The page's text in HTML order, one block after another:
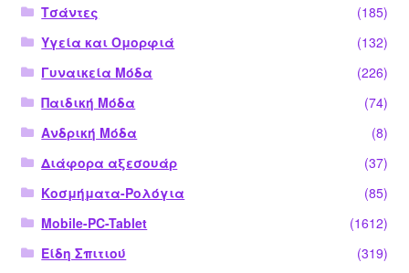
Τσάντες
(185)
Υγεία και Ομορφιά
(132)
Γυναικεία Μόδα
(226)
Παιδική Μόδα
(74)
Ανδρική Μόδα
(8)
Διάφορα αξεσουάρ
(37)
Κοσμήματα-Ρολόγια
(85)
Mobile-PC-Tablet
(1612)
Είδη Σπιτιού
(319)